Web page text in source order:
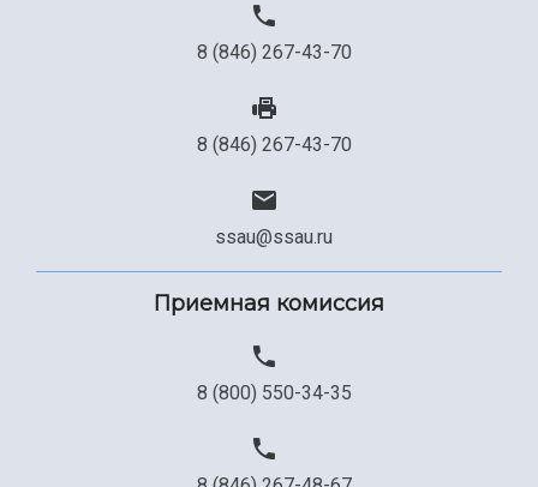
8 (846) 267-43-70
8 (846) 267-43-70
ssau@ssau.ru
Приемная комиссия
8 (800) 550-34-35